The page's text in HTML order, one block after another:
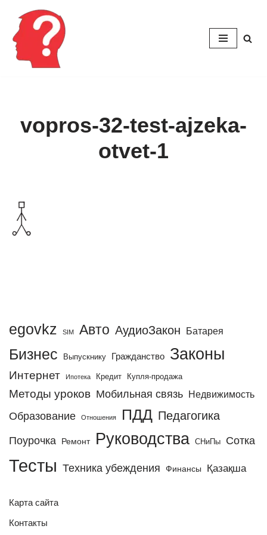
Перейти
содержимому
vopros-32-test-ajzeka-
otvet-1
egovkz SIM Авто АудиоЗакон Батарея
Бизнес Выпускнику Гражданство Законы
Интернет Ипотека Кредит Купля-продажа
Методы уроков Мобильная связь Недвижимость
Образование Отношения ПДД Педагогика
Поурочка Ремонт Руководства СНиПы Сотка
Тесты Техника убеждения Финансы Қазақша
Карта сайта
Контакты